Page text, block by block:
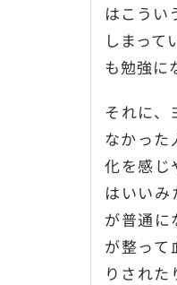
はこうい
しまって
も勉強に
それに、
なかった
化を感じ
はいいみ
が普通に
が整って
りされた